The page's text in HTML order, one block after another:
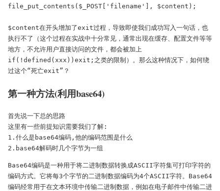
file_put_contents($_POST['filename'], $content);
$content在开头增加了exit过程，导致即使我们成功写入一句话，也
执行不了（这个过程在实战中十分常见，通常出现在缓存、配置文件等等
地方，不允许用户直接访问的文件，都会被加上
if(!defined(xxx))exit;之类的限制）。那么这种情况下，如何绕
过这个“死亡exit”？
第一种方法(利用base64)
首先说一下总的思路
这里有一些前提知识需要我们了解:
1.什么是base64编码,他的编码范围是什么
2.base64解码时几个字节为一组
Base64编码是一种用于将二进制数据转换成ASCII字符集可打印字符的
编码方式。它将每3个字节的二进制数据编码为4个ASCII字符。Base64
编码经常用于在文本环境中传输二进制数据，例如在电子邮件中传输二进